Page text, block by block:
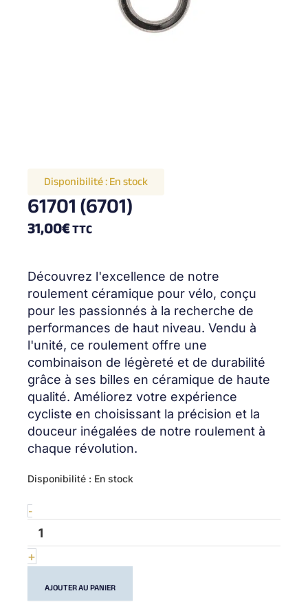
Disponibilité :En stock
61701 (6701)
31,00€TTC
Découvrez l'excellence de notre
roulement céramique pour vélo, conçu
pour les passionnés à la recherche de
performances de haut niveau. Vendu à
l'unité, ce roulement offre une
combinaison de légèreté et de durabilité
grâce à ses billes en céramique de haute
qualité. Améliorez votre expérience
cycliste en choisissant la précision et la
douceur inégalées de notre roulement à
chaque révolution.
Disponibilité : En stock
-
quantité
61701
(6701)
+
AJOUTER AU PANIER